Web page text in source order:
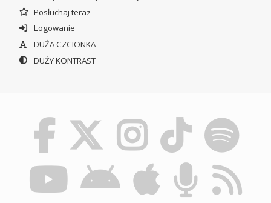
Posłuchaj teraz
Logowanie
DUŻA CZCIONKA
DUŻY KONTRAST